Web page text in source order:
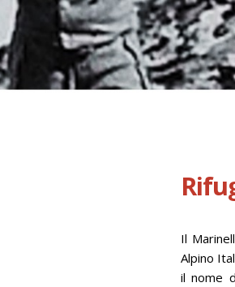
Il
Alpino
il nome